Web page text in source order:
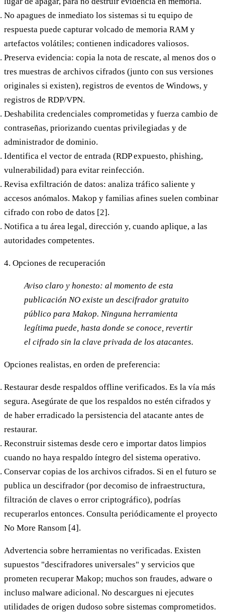
No apagues de inmediato los sistemas si tu equipo de
respuesta puede capturar volcado de memoria RAM y
artefactos volátiles; contienen indicadores valiosos.
Preserva evidencia: copia la nota de rescate, al menos dos o
tres muestras de archivos cifrados (junto con sus versiones
originales si existen), registros de eventos de Windows, y
registros de RDP/VPN.
Deshabilita credenciales comprometidas y fuerza cambio de
contraseñas, priorizando cuentas privilegiadas y de
administrador de dominio.
Identifica el vector de entrada (RDP expuesto, phishing,
vulnerabilidad) para evitar reinfección.
Revisa exfiltración de datos: analiza tráfico saliente y
accesos anómalos. Makop y familias afines suelen combinar
cifrado con robo de datos [2].
Notifica a tu área legal, dirección y, cuando aplique, a las
autoridades competentes.
4. Opciones de recuperación
Aviso claro y honesto: al momento de esta
publicación NO existe un descifrador gratuito
público para Makop. Ninguna herramienta
legítima puede, hasta donde se conoce, revertir
el cifrado sin la clave privada de los atacantes.
Opciones realistas, en orden de preferencia:
Restaurar desde respaldos offline verificados. Es la vía más
segura. Asegúrate de que los respaldos no estén cifrados y
de haber erradicado la persistencia del atacante antes de
restaurar.
Reconstruir sistemas desde cero e importar datos limpios
cuando no haya respaldo íntegro del sistema operativo.
Conservar copias de los archivos cifrados. Si en el futuro se
publica un descifrador (por decomiso de infraestructura,
filtración de claves o error criptográfico), podrías
recuperarlos entonces. Consulta periódicamente el proyecto
No More Ransom [4].
Advertencia sobre herramientas no verificadas. Existen
supuestos "descifradores universales" y servicios que
prometen recuperar Makop; muchos son fraudes, adware o
incluso malware adicional. No descargues ni ejecutes
utilidades de origen dudoso sobre sistemas comprometidos.